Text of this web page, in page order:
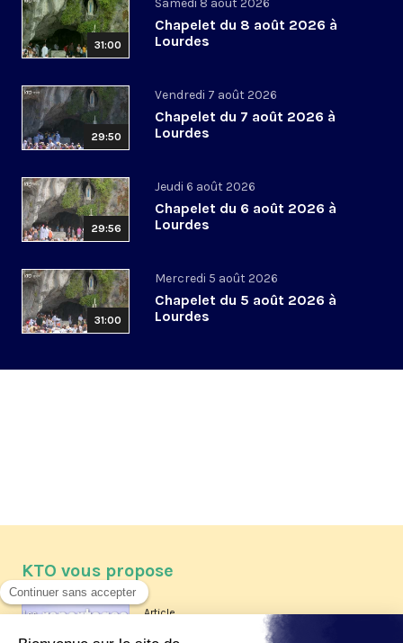
31:00
Samedi 8 août 2026
Chapelet du 8 août 2026 à
Lourdes
29:50
Vendredi 7 août 2026
Chapelet du 7 août 2026 à
Lourdes
29:56
Jeudi 6 août 2026
Chapelet du 6 août 2026 à
Lourdes
31:00
Mercredi 5 août 2026
Chapelet du 5 août 2026 à
Lourdes
KTO vous propose
Article
Les reportages d'été 2026 de KTO